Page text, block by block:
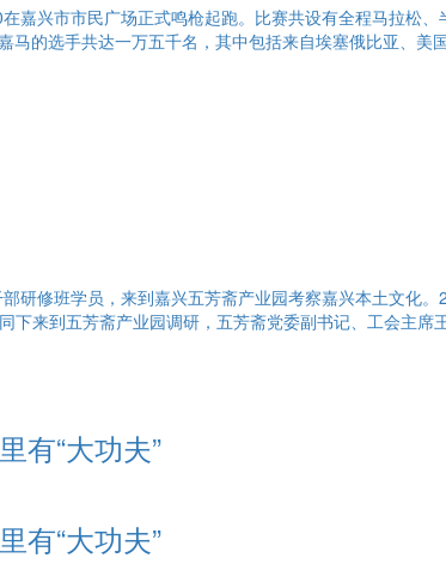
嘉兴市市民广场正式鸣枪起跑。比赛共设有全程马拉松
马的选手共达一万五千名，其中包括来自埃塞俄比亚、
研修班学员，来到嘉兴五芳斋产业园考察嘉兴本土文化
下来到五芳斋产业园调研，五芳斋党委副书记、工会主
有“大功夫”
有“大功夫”